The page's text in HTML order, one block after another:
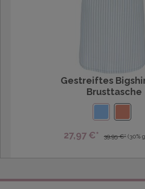
Gestreiftes
Brusttasche
27,97 €* 39,95 €* (30%